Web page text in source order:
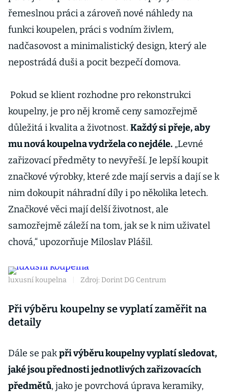
řemeslnou práci a zároveň nové náhledy na
funkci koupelen, práci s vodním živlem,
nadčasovost a minimalistický design, který ale
nepostrádá duši a pocit bezpečí domova.
Pokud se klient rozhodne pro rekonstrukci
koupelny, je pro něj kromě ceny samozřejmě
důležitá i kvalita a životnost. Každý si přeje, aby
mu nová koupelna vydržela co nejdéle. „Levné
zařizovací předměty to nevyřeší. Je lepší koupit
značkové výrobky, které zde mají servis a dají se k
nim dokoupit náhradní díly i po několika letech.
Značkové věci mají delší životnost, ale
samozřejmě záleží na tom, jak se k nim uživatel
chová,“ upozorňuje Miloslav Plášil.
luxusní koupelna Zdroj: Dorint DG Centrum
Při výběru koupelny se vyplatí zaměřit na
detaily
Dále se pakpři výběru koupelny vyplatí sledovat,
jaké jsou přednosti jednotlivých zařizovacích
předmětů, jako je povrchová úprava keramiky,